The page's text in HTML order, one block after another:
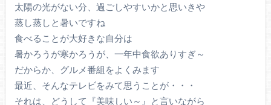
太陽の光がない分、過ごしやすいかと思いきや
蒸し蒸しと暑いですね
食べることが大好きな自分は
暑かろうが寒かろうが、一年中食欲ありすぎ～
だからか、グルメ番組をよくみます
最近、そんなテレビをみて思うことが・・・
それは、どうして『美味しい～』と言いながら